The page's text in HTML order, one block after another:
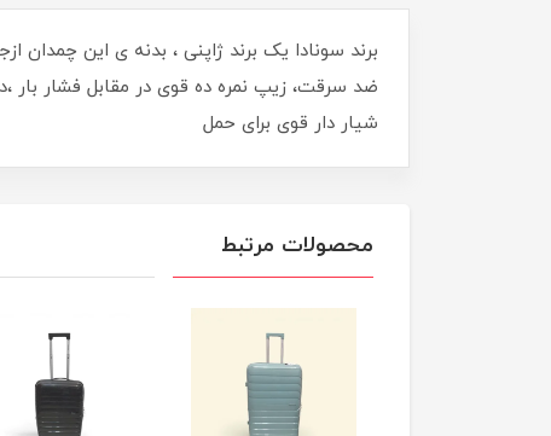
شیار دار قوی برای حمل
محصولات مرتبط